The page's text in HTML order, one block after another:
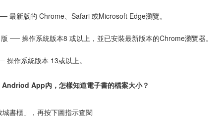
最新版的 Chrome、Safari 或Microsoft Edge瀏覽。
── 操作系統版本8 或以上，並已安裝最新版本的Chrome瀏覽器。
操作系統版本 13或以上。
App內，怎樣知道電子書的檔案大小？
書櫃」，再按下圖指示查閱